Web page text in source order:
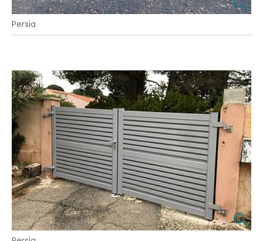
Persia